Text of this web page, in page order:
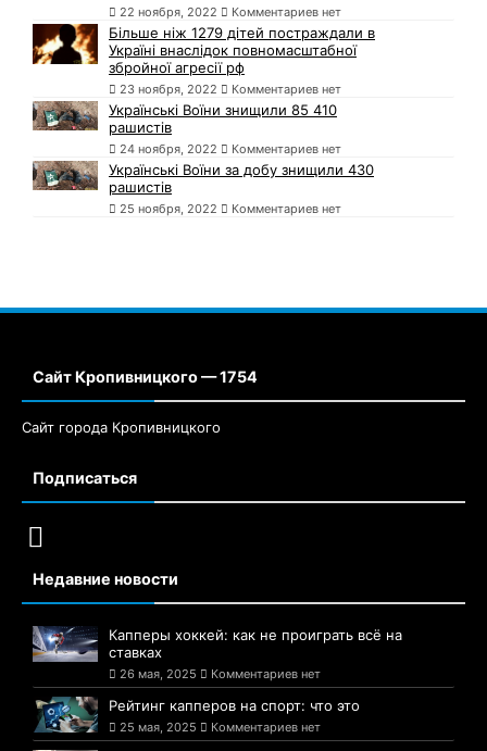
22 ноября, 2022 Комментариев нет
Більше ніж 1279 дітей постраждали в
Україні внаслідок повномасштабної
збройної агресії рф
23 ноября, 2022 Комментариев нет
Українські Воїни знищили 85 410
рашистів
24 ноября, 2022 Комментариев нет
Українські Воїни за добу знищили 430
рашистів
25 ноября, 2022 Комментариев нет
Сайт Кропивницкого — 1754
Сайт города Кропивницкого
Подписаться
Недавние новости
Капперы хоккей: как не проиграть всё на
ставках
26 мая, 2025 Комментариев нет
Рейтинг капперов на спорт: что это
25 мая, 2025 Комментариев нет